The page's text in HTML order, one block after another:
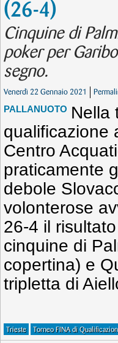
(26-4)
Cinquine di
poker per
segno.
Venerdì 22 Gennaio 2021
PALLANUOTO Nella
qualificazione
Centro
praticamente
debole
volonterose
26-4 il
cinquine di
copertina) e
tripletta di
Trieste Torneo FINA di